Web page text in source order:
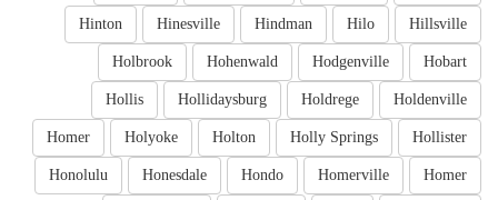
Hillsville
Hilo
Hindman
Hinesville
Hinton
Hobart
Hodgenville
Hohenwald
Holbrook
Holdenville
Holdrege
Hollidaysburg
Hollis
Hollister
Holly Springs
Holton
Holyoke
Homer
Homer
Homerville
Hondo
Honesdale
Honolulu